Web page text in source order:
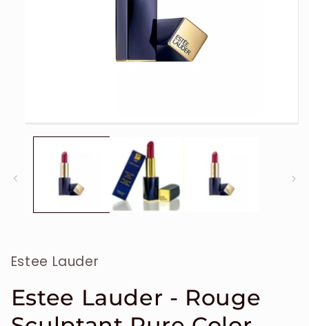
Estee Lauder
Estee Lauder - Rouge